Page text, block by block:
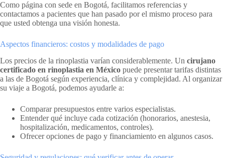
Como página con sede en Bogotá, facilitamos referencias y
contactamos a pacientes que han pasado por el mismo proceso para
que usted obtenga una visión honesta.
Aspectos financieros: costos y modalidades de pago
Los precios de la rinoplastia varían considerablemente. Un cirujano
certificado en rinoplastia en México puede presentar tarifas distintas
a las de Bogotá según experiencia, clínica y complejidad. Al organizar
su viaje a Bogotá, podemos ayudarle a:
Comparar presupuestos entre varios especialistas.
Entender qué incluye cada cotización (honorarios, anestesia,
hospitalización, medicamentos, controles).
Ofrecer opciones de pago y financiamiento en algunos casos.